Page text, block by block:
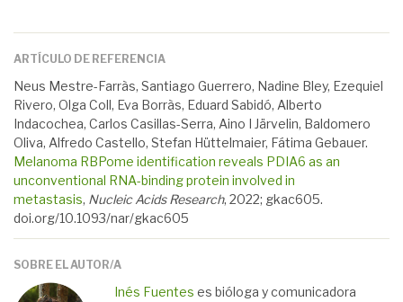
ARTÍCULO DE REFERENCIA
Neus Mestre-Farràs, Santiago Guerrero, Nadine Bley, Ezequiel
Rivero, Olga Coll, Eva Borràs, Eduard Sabidó, Alberto
Indacochea, Carlos Casillas-Serra, Aino I Järvelin, Baldomero
Oliva, Alfredo Castello, Stefan Hüttelmaier, Fátima Gebauer.
Melanoma RBPome identification reveals PDIA6 as an
unconventional RNA-binding protein involved in
metastasis, Nucleic Acids Research, 2022; gkac605.
doi.org/10.1093/nar/gkac605
SOBRE EL AUTOR/A
Inés Fuentes es bióloga y comunicadora